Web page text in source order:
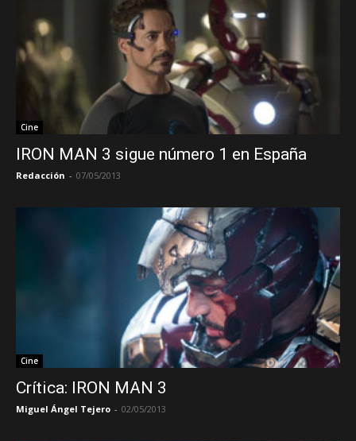
Cine
IRON MAN 3 sigue número 1 en España
Redacción - 07/05/2013
Cine
Crítica: IRON MAN 3
Miguel Ángel Tejero - 02/05/2013